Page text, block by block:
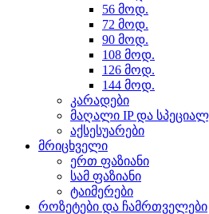
56 მოდ.
72 მოდ.
90 მოდ.
108 მოდ.
126 მოდ.
144 მოდ.
კარადები
მაღალი IP და
აქსესუარები
მრიცხველი
ერთ ფაზიანი
სამ ფაზიანი
ტაიმერები
როზეტები და ჩამრთველები